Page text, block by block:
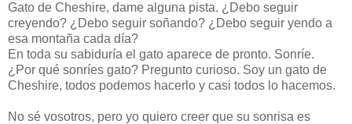
Gato de Cheshire, dame alguna pista. ¿Debo seguir
creyendo? ¿Debo seguir soñando? ¿Debo seguir yendo a
esa montaña cada día?
En toda su sabiduría el gato aparece de pronto. Sonríe.
¿Por qué sonríes gato? Pregunto curioso. Soy un gato de
Cheshire, todos podemos hacerlo y casi todos lo hacemos.
No sé vosotros, pero yo quiero creer que su sonrisa es